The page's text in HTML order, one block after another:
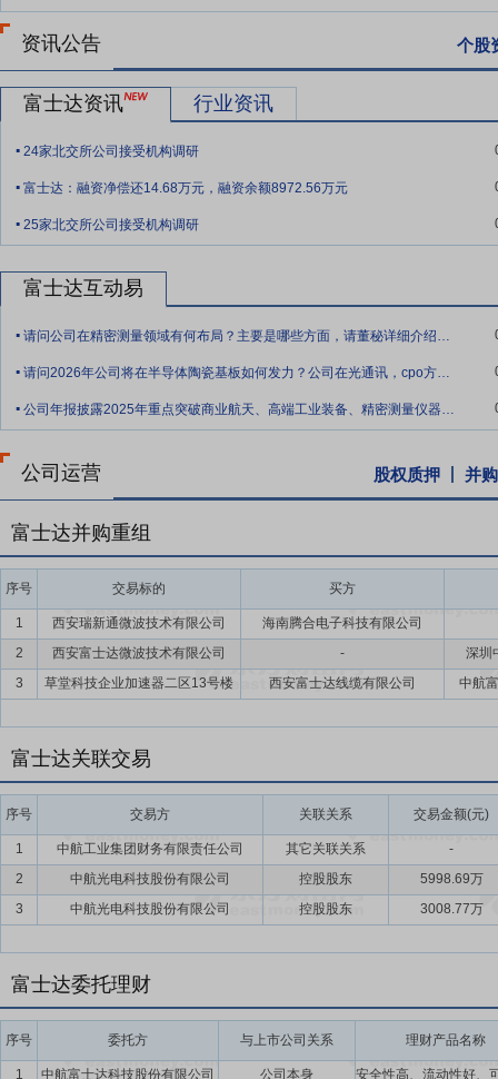
资讯公告 个股
富士达资讯 行业资讯
. 24家北交所公司接受机构调研
. 富士达：融资净偿还14.68万元，融资余额8972.56万元
. 25家北交所公司接受机构调研
富士达互动易
. 请问公司在精密测量领域有何布局？主要是哪些方面，请董秘详细介绍一下？是半导体测试
. 请问2026年公司将在半导体陶瓷基板如何发力？公司在光通讯，cpo方面有何布局？
. 公司年报披露2025年重点突破商业航天、高端工业装备、精密测量仪器领域，请问是哪
公司运营 股权质押 并
富士达并购重组
序号 交易标的 买方
1 西安瑞新通微波技术有限公司
海南腾合电子科技有限公司
2
西安富士达微波技术有限公司 -
深圳
3
草堂科技企业加速器二区13号楼 西安富士达线缆有限公司 中航
富士达关联交易
序号 交易方 关联关系 交易金额(元)
1 中航工业集团财务有限责任公司 其它关联关系
-
2
中航光电科技股份有限公司 控股股东
5998.69万
3
中航光电科技股份有限公司 控股股东 3008.77万
富士达委托理财
序号 委托方 与上市公司关系 理财产品名称
1 中航富士达科技股份有限公司 公司本身